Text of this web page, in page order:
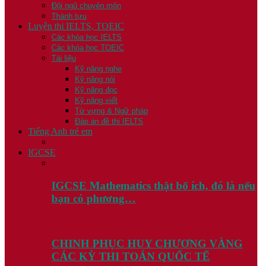
Đội ngũ chuyên môn
Thành tựu
Luyện thi IELTS, TOEIC
Các khóa học IELTS
Các khóa học TOEIC
Tài liệu
Kỹ năng nghe
Kỹ năng nói
Kỹ năng đọc
Kỹ năng viết
Từ vựng & Ngữ pháp
Đáp án đề thi IELTS
Tiếng Anh trẻ em
IGCSE
IGCSE Mathematics thật bổ ích, đó là nếu
bạn có phương…
CHINH PHỤC HUY CHƯƠNG VÀNG
CÁC KỲ THI TOÁN QUỐC TẾ